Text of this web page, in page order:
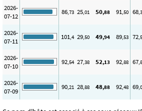
2026-
07-12
86,73 25,01 50,88 91,50 68
2026-
07-11
101,4 29,50 49,94 89,53 72
2026-
07-10
92,54 27,38 52,13 92,88 67
2026-
07-09
90,21 28,88 48,88 92,48 69